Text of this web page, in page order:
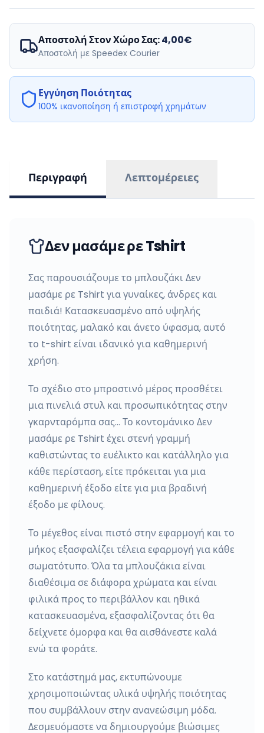
Αποστολή Στον Χώρο Σας:4,00€
Αποστολή με Speedex Courier
Εγγύηση Ποιότητας
100% ικανοποίηση ή επιστροφή χρημάτων
Περιγραφή Λεπτομέρειες
Δεν μασάμε ρε Tshirt
Σας παρουσιάζουμε το μπλουζάκι Δεν
μασάμε ρε Tshirt για γυναίκες, άνδρες και
παιδιά! Κατασκευασμένο από υψηλής
ποιότητας, μαλακό και άνετο ύφασμα, αυτό
το t-shirt είναι ιδανικό για καθημερινή
χρήση.
Το σχέδιο στο μπροστινό μέρος προσθέτει
μια πινελιά στυλ και προσωπικότητας στην
γκαρνταρόμπα σας… Το κοντομάνικο Δεν
μασάμε ρε Tshirt έχει στενή γραμμή
καθιστώντας το ευέλικτο και κατάλληλο για
κάθε περίσταση, είτε πρόκειται για μια
καθημερινή έξοδο είτε για μια βραδινή
έξοδο με φίλους.
Το μέγεθος είναι πιστό στην εφαρμογή και το
μήκος εξασφαλίζει τέλεια εφαρμογή για κάθε
σωματότυπο. Όλα τα μπλουζάκια είναι
διαθέσιμα σε διάφορα χρώματα και είναι
φιλικά προς το περιβάλλον και ηθικά
κατασκευασμένα, εξασφαλίζοντας ότι θα
δείχνετε όμορφα και θα αισθάνεστε καλά
ενώ τα φοράτε.
Στο κατάστημά μας, εκτυπώνουμε
χρησιμοποιώντας υλικά υψηλής ποιότητας
που συμβάλλουν στην ανανεώσιμη μόδα.
Δεσμευόμαστε να δημιουργούμε βιώσιμες